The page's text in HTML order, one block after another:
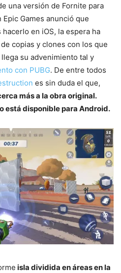
una versión de Fornite para
Games anunció que
en iOS, la espera ha
copias y clones con los que
su advenimiento tal y
con PUBG. De entre todos
es sin duda el que,
más a la obra original.
está disponible para Android.
isla dividida en áreas en la